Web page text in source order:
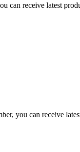
can receive latest
you can receive